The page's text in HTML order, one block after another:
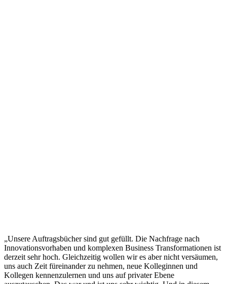
„Unsere Auftragsbücher sind gut gefüllt. Die Nachfrage nach
Innovationsvorhaben und komplexen Business Transformationen ist
derzeit sehr hoch. Gleichzeitig wollen wir es aber nicht versäumen,
uns auch Zeit füreinander zu nehmen, neue Kolleginnen und
Kollegen kennenzulernen und uns auf privater Ebene